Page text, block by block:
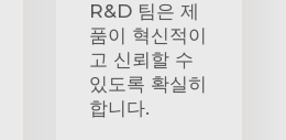
R&D 팀은 제
품이 혁신적이
고 신뢰할 수
있도록 확실히
합니다.